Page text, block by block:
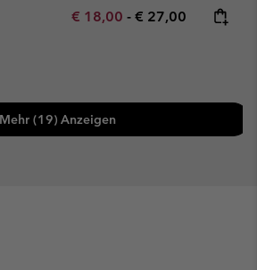
Minimum sale price:
€ 18,00 - Maximum price:
€ 27,00
Mehr (19) Anzeigen